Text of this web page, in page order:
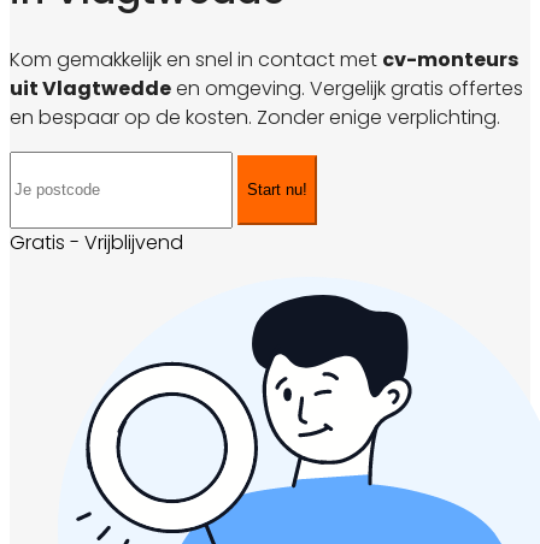
Kom gemakkelijk en snel in contact met cv-monteurs
uit Vlagtweddeen omgeving. Vergelijk gratis offertes
en bespaar op de kosten. Zonder enige verplichting.
Start nu!
Gratis - Vrijblijvend